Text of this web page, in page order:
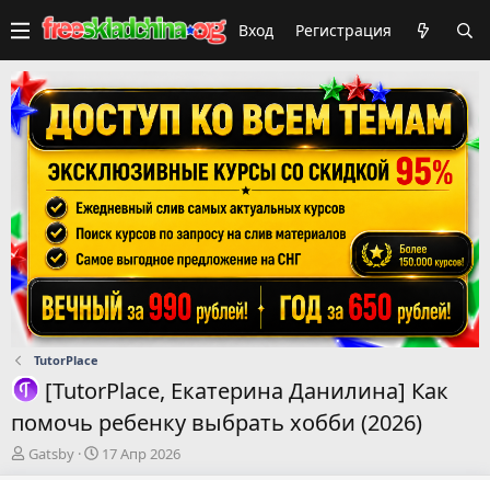
Вход Регистрация
TutorPlace
[TutorPlace, Екатерина Данилина] Как
помочь ребенку выбрать хобби (2026)
А
Gatsby
Д
17 Апр 2026